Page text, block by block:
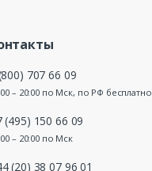
707 66 09
– 20:00 по Мск, по РФ бесплатно
(495) 150 66 09
– 20:00 по Мск
(20) 38 07 96 01